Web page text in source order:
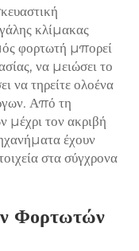
κλίμακας
φορτωτή μπορεί
να μειώσει το
να τηρείτε ολοένα
Από τη
μέχρι τον ακριβή
έχουν
στα σύγχρονα
Φορτωτών